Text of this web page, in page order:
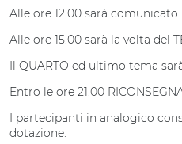
Alle ore 12.00 sarà comunicato
Alle ore 15.00 sarà la volta del
Il QUARTO ed ultimo tema
Entro le ore 21.00
I partecipanti in analogico
dotazione.